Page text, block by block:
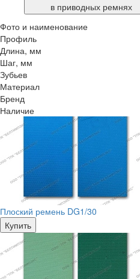
в приводных ремнях
Фото и наименование
Профиль
Длина, мм
Шаг, мм
Зубьев
Материал
Бренд
Наличие
Плоский ремень DG1/30
Купить